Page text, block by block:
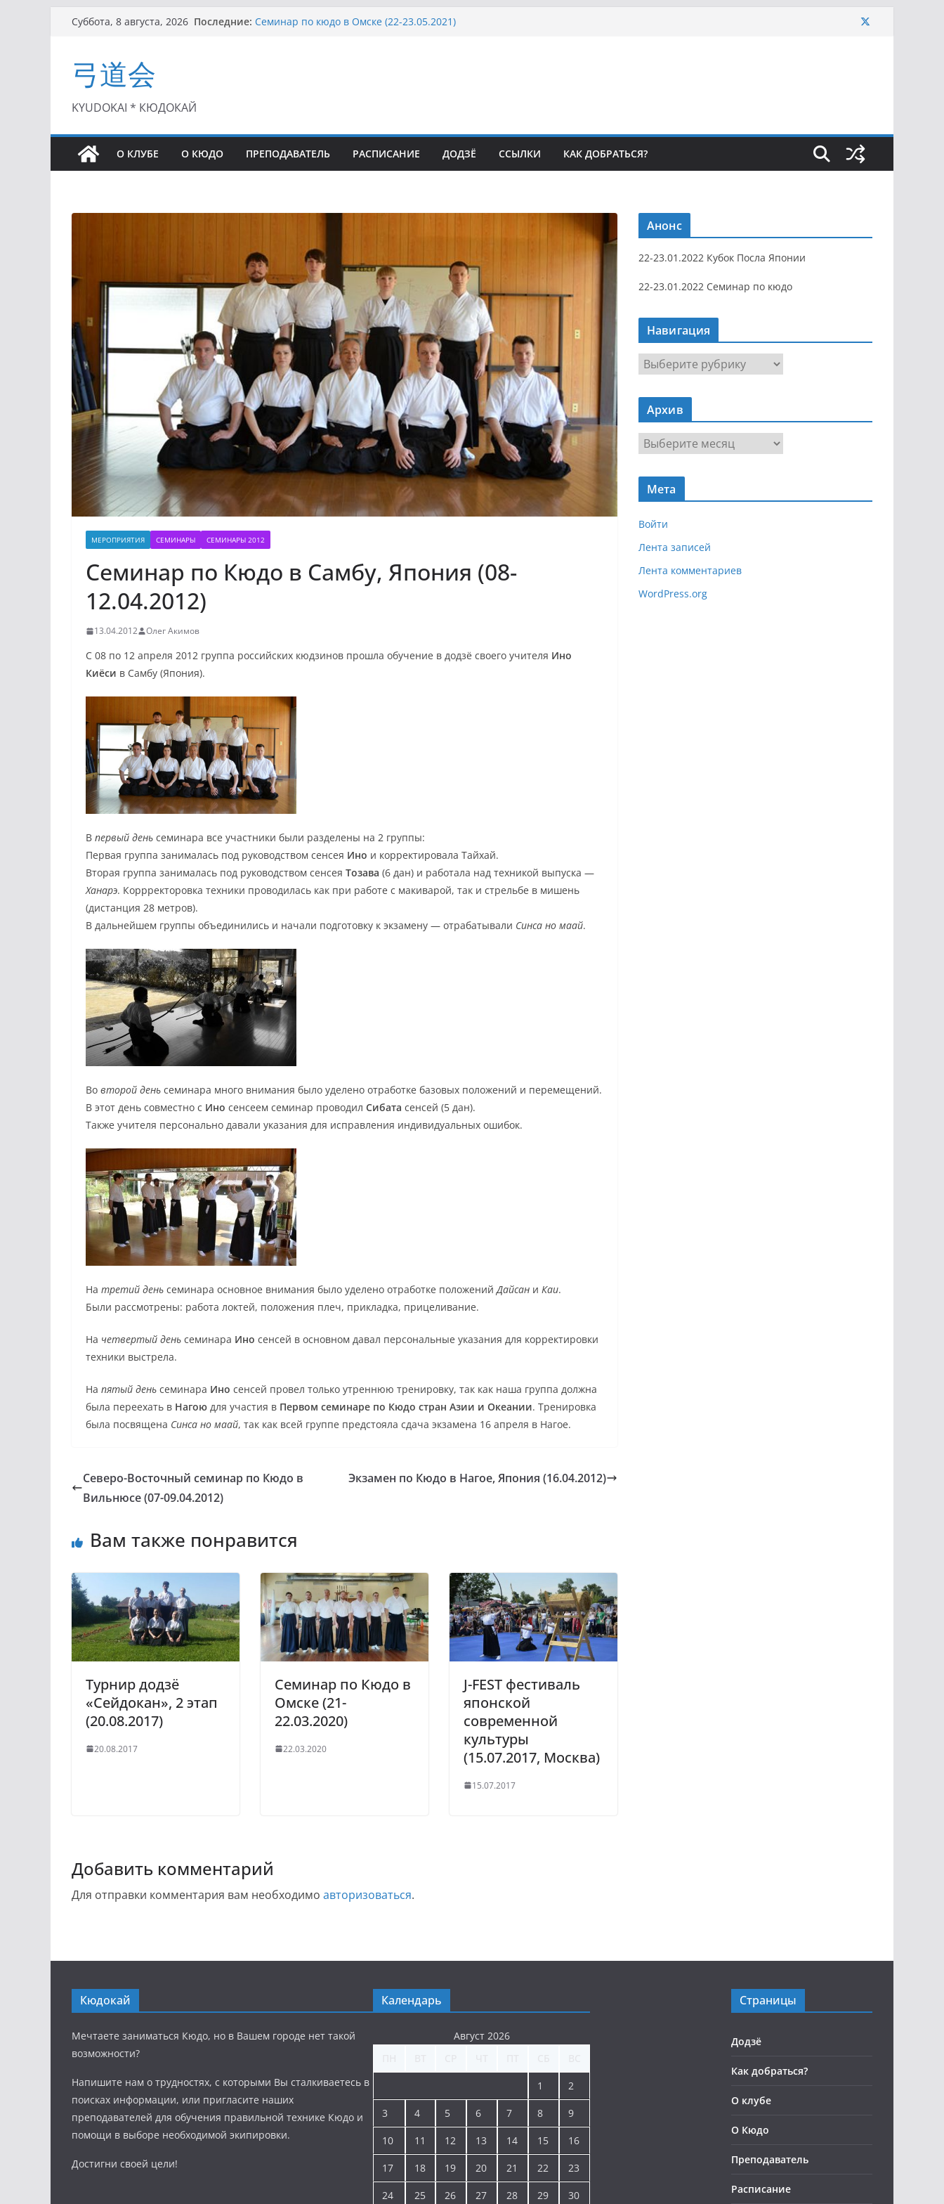
Перейти
Суббота, 8 августа, 2026 Последние: Семинар по кюдо в Омске (22-23.05.2021)
弓道会
KYUDOKAI * КЮДОКАЙ
О КЛУБЕ О КЮДО ПРЕПОДАВАТЕЛЬ РАСПИСАНИЕ ДОДЗЁ ССЫЛКИ КАК ДОБРАТЬСЯ?
МЕРОПРИЯТИЯ СЕМИНАРЫ СЕМИНАРЫ 2012
Семинар по Кюдо в Самбу, Япония (08-
12.04.2012)
13.04.2012 Олег Акимов
С 08 по 12 апреля 2012 группа российских кюдзинов прошла обучение в додзё своего учителя Ино
Киёси в Самбу (Япония).
В первый день семинара все участники были разделены на 2 группы:
Первая группа занималась под руководством сенсея Ино и корректировала Тайхай.
Вторая группа занималась под руководством сенсея Тозава (6 дан) и работала над техникой выпуска —
Ханарэ. Коррректоровка техники проводилась как при работе с макиварой, так и стрельбе в мишень
(дистанция 28 метров).
В дальнейшем группы объединились и начали подготовку к экзамену — отрабатывали Синса но маай.
Во второй день семинара много внимания было уделено отработке базовых положений и перемещений.
В этот день совместно с Ино сенсеем семинар проводил Сибата сенсей (5 дан).
Также учителя персонально давали указания для исправления индивидуальных ошибок.
На третий день семинара основное внимания было уделено отработке положенийДайсан и Каи.
Были рассмотрены: работа локтей, положения плеч, прикладка, прицеливание.
На четвертый день семинара Ино сенсей в основном давал персональные указания для корректировки
техники выстрела.
На пятый день семинара Ино сенсей провел только утреннюю тренировку, так как наша группа должна
была переехать в Нагою для участия в Первом семинаре по Кюдо стран Азии и Океании. Тренировка
была посвящена Синса но маай, так как всей группе предстояла сдача экзамена 16 апреля в Нагое.
Северо-Восточный семинар по Кюдо в
Вильнюсе (07-09.04.2012)
Экзамен по Кюдо в Нагое, Япония (16.04.2012)
Вам также понравится
Турнир додзё
«Сейдокан», 2 этап
(20.08.2017)
20.08.2017
Семинар по Кюдо в
Омске (21-
22.03.2020)
22.03.2020
J-FEST фестиваль
японской
современной
культуры
(15.07.2017, Москва)
15.07.2017
Добавить комментарий
Для отправки комментария вам необходимо авторизоваться.
Анонс
22-23.01.2022 Кубок Посла Японии
22-23.01.2022 Семинар по кюдо
Навигация
Н
а
в
г
я
Архив
р
х
Мета
Войти
Лента записей
Лента комментариев
WordPress.org
Кюдокай
Мечтаете заниматься Кюдо, но в Вашем городе нет такой
возможности?
Напишите нам о трудностях, с которыми Вы сталкиваетесь в
поисках информации, или пригласите наших
преподавателей для обучения правильной технике Кюдо и
помощи в выборе необходимой экипировки.
Достигни своей цели!
Календарь
Август 2026
1 2
3 4 5 6 7 8 9
10 11 12 13 14 15 16
17 18 19 20 21 22 23
24 25 26 27 28 29 30
Страницы
Додзё
Как добраться?
О клубе
О Кюдо
Преподаватель
Расписание